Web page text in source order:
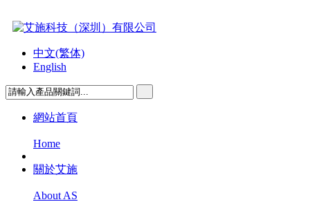
中文(繁体)
English
網站首頁
Home
關於艾施
About AS